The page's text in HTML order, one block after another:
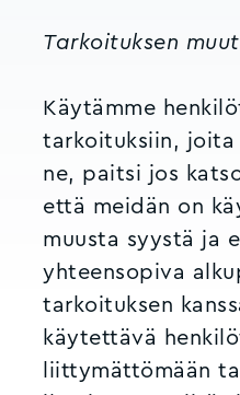
Tarkoituksen
Käytämme
tarkoituksiin, joita
ne, paitsi jos
että meidän on
muusta syystä ja
yhteensopiva
tarkoituksen
käytettävä
liittymättömään